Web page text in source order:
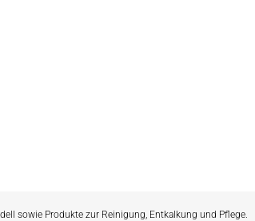
sowie Produkte zur Reinigung, Entkalkung und Pflege.